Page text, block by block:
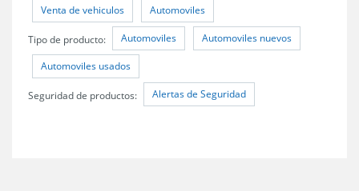
Venta de vehiculos Automoviles
Tipo de producto: Automoviles Automoviles nuevos
Automoviles usados
Seguridad de productos: Alertas de Seguridad